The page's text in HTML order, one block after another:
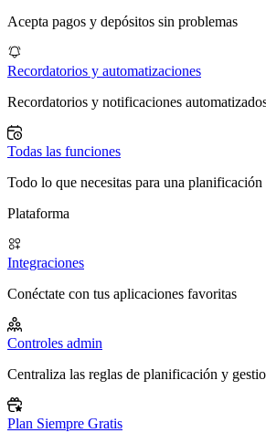
Acepta pagos y depósitos sin problemas
Recordatorios y automatizaciones
Recordatorios y notificaciones
Todas las funciones
Todo lo que necesitas para una planificación
Plataforma
Integraciones
Conéctate con tus aplicaciones favoritas
Controles admin
Centraliza las reglas de planificación y
Plan Siempre Gratis